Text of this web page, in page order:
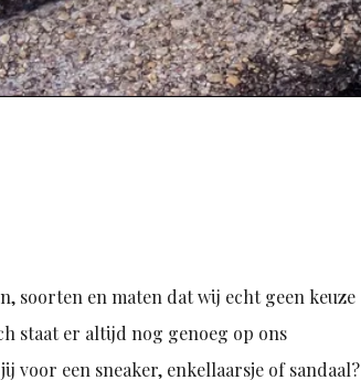
soorten en maten dat wij echt geen keuze
staat er altijd nog genoeg op ons
voor een sneaker, enkellaarsje of sandaal?